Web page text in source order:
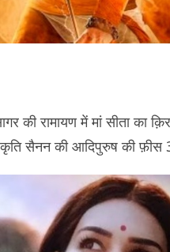
की रामायण में मां सीता का
कृति सैनन की आदिपुरुष की फ़ीस